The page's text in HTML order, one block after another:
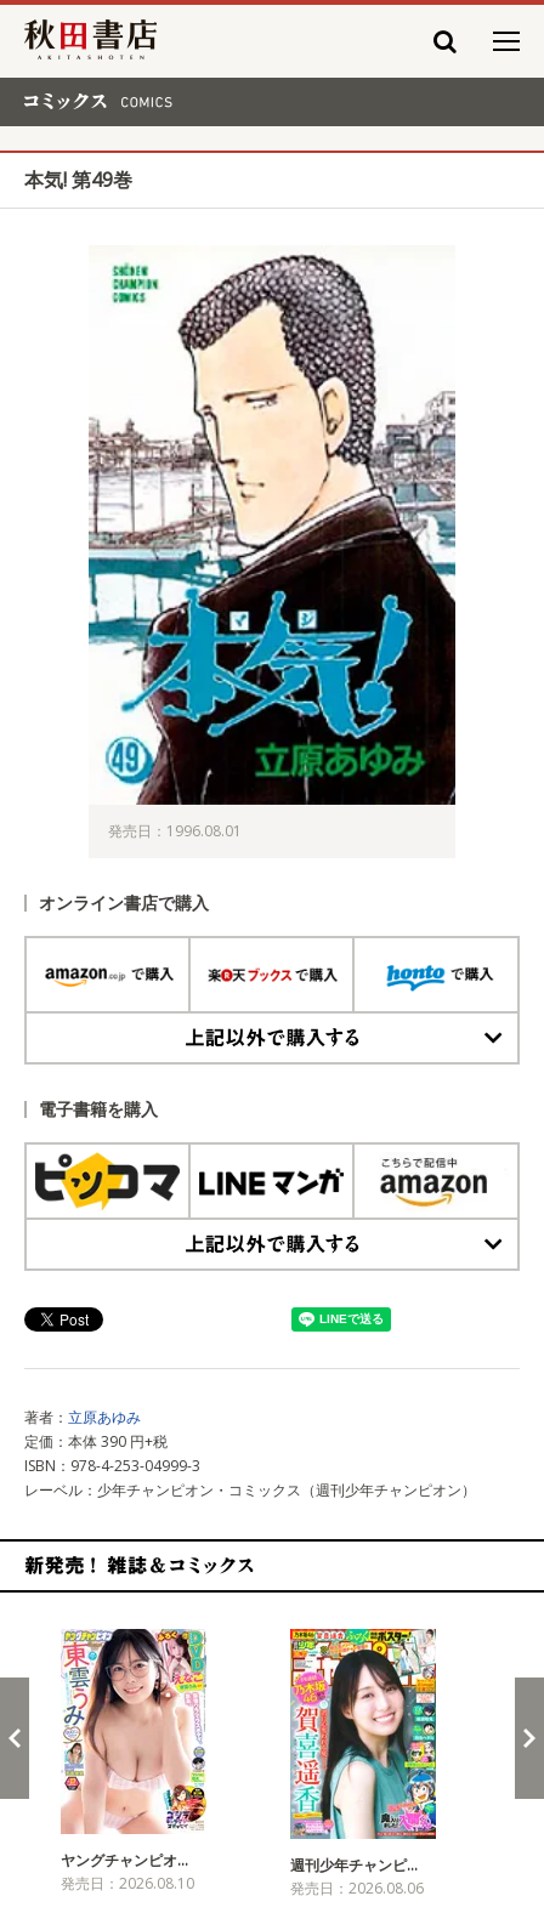
秋田書店
本気! 第49巻
発売日：1996.08.01
オンライン書店で購入
電子書籍を購入
著者： 立原あゆみ
定価：本体 390 円+税
ISBN：978-4-253-04999-3
レーベル：少年チャンピオン・コミックス（週刊少年チャンピオン）
ヤングチャンピオ…
発売日：2026.08.10
週刊少年チャンピ…
発売日：2026.08.06